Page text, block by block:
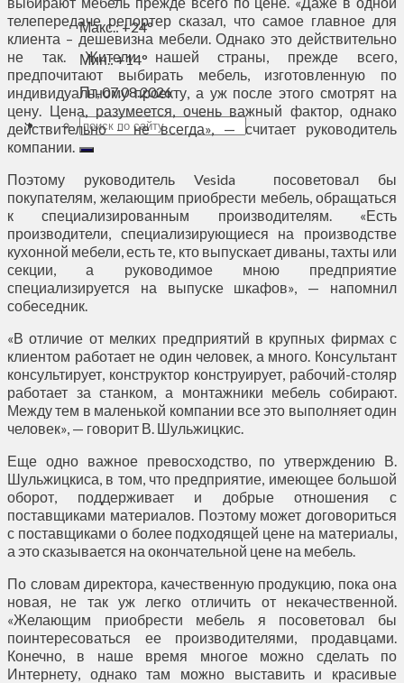
Макс.:+24°
Мин.:+14°
Пт, 07.08.2026
телепередаче репортер сказал, что самое главное для
клиента – дешевизна мебели. Однако это действительно
не так. Жители нашей страны, прежде всего,
предпочитают выбирать мебель, изготовленную по
индивидуальному проекту, а уж после этого смотрят на
цену. Цена, разумеется, очень важный фактор, однако
действительно – не всегда», — считает руководитель
компании.
Поэтому руководитель Vesida посоветовал бы
покупателям, желающим приобрести мебель, обращаться
к специализированным производителям. «Есть
производители, специализирующиеся на производстве
кухонной мебели, есть те, кто выпускает диваны, тахты или
секции, а руководимое мною предприятие
специализируется на выпуске шкафов», — напомнил
собеседник.
«В отличие от мелких предприятий в крупных фирмах с
клиентом работает не один человек, а много. Консультант
консультирует, конструктор конструирует, рабочий-столяр
работает за станком, а монтажники мебель собирают.
Между тем в маленькой компании все это выполняет один
человек», — говорит В. Шульжицкис.
Еще одно важное превосходство, по утверждению В.
Шульжицкиса, в том, что предприятие, имеющее большой
оборот, поддерживает и добрые отношения с
поставщиками материалов. Поэтому может договориться
с поставщиками о более подходящей цене на материалы,
а это сказывается на окончательной цене на мебель.
По словам директора, качественную продукцию, пока она
новая, не так уж легко отличить от некачественной.
«Желающим приобрести мебель я посоветовал бы
поинтересоваться ее производителями, продавцами.
Конечно, в наше время многое можно сделать по
Интернету, однако там можно выставить и красивые